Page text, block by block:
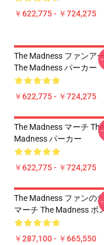
￥622,775 - ￥724,275
The Madness ファンア
The Madness パーカー
￥622,775 - ￥724,275
The Madness マーチ The
Madness パーカー
￥622,775 - ￥724,275
The Madness ファンの
マーチ The Madness ポ
￥287,100 - ￥665,550